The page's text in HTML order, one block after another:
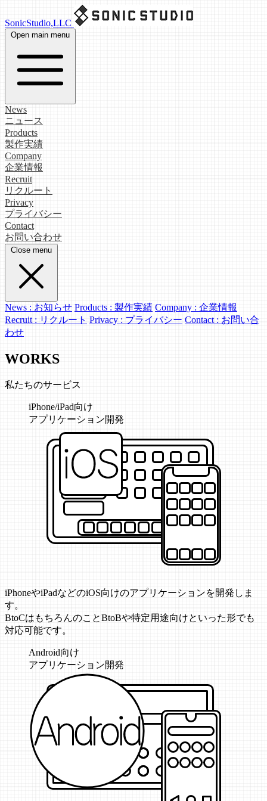
SonicStudio,LLC
Open main menu
News
ニュース
Products
製作実績
Company
企業情報
Recruit
リクルート
Privacy
プライバシー
Contact
お問い合わせ
Close menu
News : お知らせ Products : 製作実績 Company : 企業情報
Recruit : リクルート Privacy : プライバシー Contact : お問い合
わせ
WORKS
私たちのサービス
iPhone/iPad向け
アプリケーション開発
iPhoneやiPadなどのiOS向けのアプリケーションを開発しま
す。
BtoCはもちろんのことBtoBや特定用途向けといった形でも
対応可能です。
Android向け
アプリケーション開発